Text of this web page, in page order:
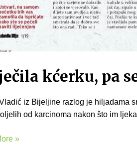
kćerku, pa
iz Bijeljine razlog je hiljadama
od karcinoma nakon što im
»